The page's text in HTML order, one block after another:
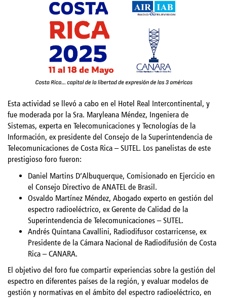
Esta actividad se llevó a cabo en el Hotel Real Intercontinental, y
fue moderada por la Sra. Maryleana Méndez, Ingeniera de
Sistemas, experta en Telecomunicaciones y Tecnologías de la
Información, ex presidente del Consejo de la Superintendencia de
Telecomunicaciones de Costa Rica – SUTEL. Los panelistas de este
prestigioso foro fueron:
Daniel Martins D’Albuquerque, Comisionado en Ejercicio en
el Consejo Directivo de ANATEL de Brasil.
Osvaldo Martínez Méndez, Abogado experto en gestión del
espectro radioeléctrico, ex Gerente de Calidad de la
Superintendencia de Telecomunicaciones – SUTEL.
Andrés Quintana Cavallini, Radiodifusor costarricense, ex
Presidente de la Cámara Nacional de Radiodifusión de Costa
Rica – CANARA.
El objetivo del foro fue compartir experiencias sobre la gestión del
espectro en diferentes países de la región, y evaluar modelos de
gestión y normativas en el ámbito del espectro radioeléctrico, en